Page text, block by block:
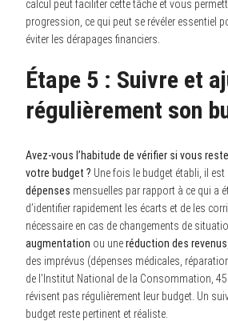
calcul peut faciliter cette tâche et vous
progression, ce qui peut se révéler essentiel
éviter les dérapages financiers.
Étape 5 : Suivre et
régulièrement son
Avez-vous l’habitude de vérifier si vous
votre budget ? Une fois le budget établi, il
dépenses mensuelles par rapport à ce qui a
d’identifier rapidement les écarts et de les
nécessaire en cas de changements de
augmentation ou uneréduction des revenus
des imprévus (dépenses médicales,
de l’Institut National de la Consommation,
révisent pas régulièrement leur budget. Un
budget reste pertinent et réaliste.